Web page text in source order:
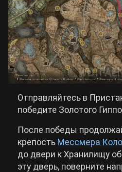
Отправляйтесь в
победите Золотого
После победы
крепость Мессмера
до двери к Хранилищу
эту дверь, поверните